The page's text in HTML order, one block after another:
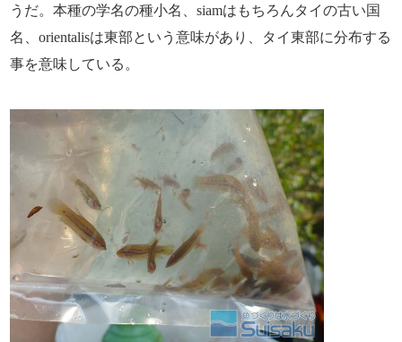
うだ。本種の学名の種小名、siamはもちろんタイの古い国
名、orientalisは東部という意味があり、タイ東部に分布する
事を意味している。